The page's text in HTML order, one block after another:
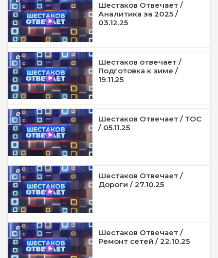
Шестаков Отвечает /
Аналитика за 2025 /
03.12.25
Шестаков отвечает /
Подготовка к зиме /
19.11.25
Шестаков Отвечает / ТОС
/ 05.11.25
Шестаков Отвечает /
Дороги / 27.10.25
Шестаков Отвечает /
Ремонт сетей / 22.10.25